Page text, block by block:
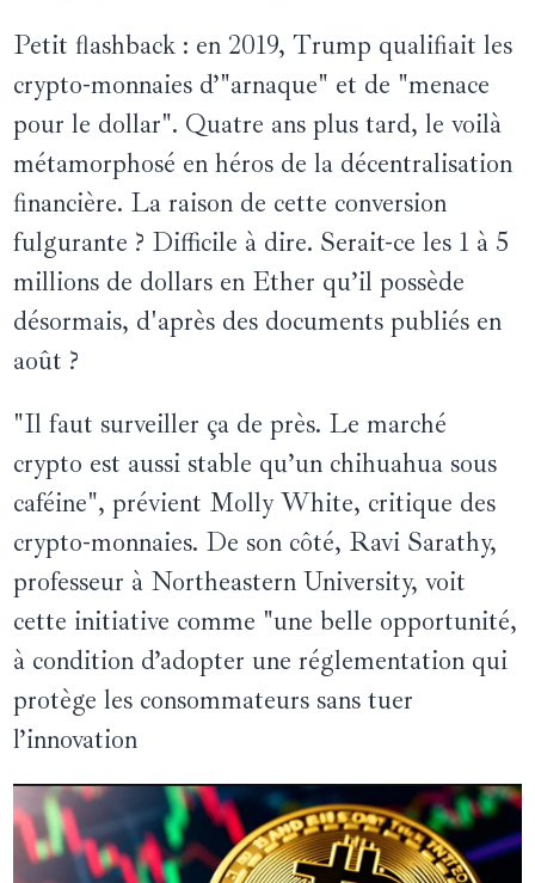
Petit flashback : en 2019, Trump qualifiait les
crypto-monnaies d’"arnaque" et de "menace
pour le dollar". Quatre ans plus tard, le voilà
métamorphosé en héros de la décentralisation
financière. La raison de cette conversion
fulgurante ? Difficile à dire. Serait-ce les 1 à 5
millions de dollars en Ether qu’il possède
désormais, d'après des documents publiés en
août ?
"Il faut surveiller ça de près. Le marché
crypto est aussi stable qu’un chihuahua sous
caféine", prévient Molly White, critique des
crypto-monnaies. De son côté, Ravi Sarathy,
professeur à Northeastern University, voit
cette initiative comme "une belle opportunité,
à condition d’adopter une réglementation qui
protège les consommateurs sans tuer
l’innovation